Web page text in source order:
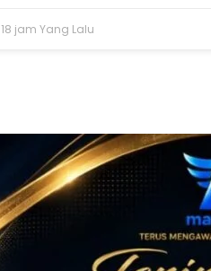
18 jam Yang Lalu